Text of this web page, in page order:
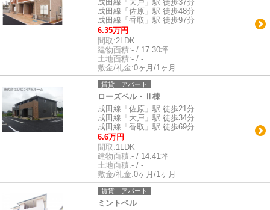
成田線「大戸」駅 徒歩37分
成田線「佐原」駅 徒歩48分
成田線「香取」駅 徒歩97分
6.35万円
間取:2LDK
建物面積:- / 17.30坪
土地面積:- / -
敷金/礼金:0ヶ月/1ヶ月
賃貸｜アパート
ローズベル・Ⅱ棟
成田線「佐原」駅 徒歩21分
成田線「大戸」駅 徒歩34分
成田線「香取」駅 徒歩69分
6.6万円
間取:1LDK
建物面積:- / 14.41坪
土地面積:- / -
敷金/礼金:0ヶ月/1ヶ月
賃貸｜アパート
ミントベル